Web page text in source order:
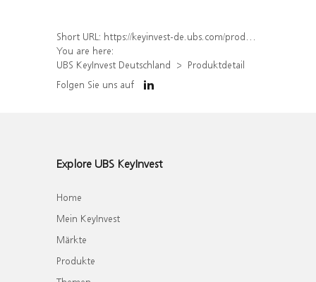
Short URL: https://keyinvest-de.ubs.com/produkt/detail/index/isin/DE000WA9ULU5
You are here:
UBS KeyInvest Deutschland
Produktdetail
Folgen Sie uns auf
Explore UBS KeyInvest
Home
Mein KeyInvest
Märkte
Produkte